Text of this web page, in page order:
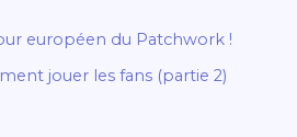
européen du Patchwork !
jouer les fans (partie 2)